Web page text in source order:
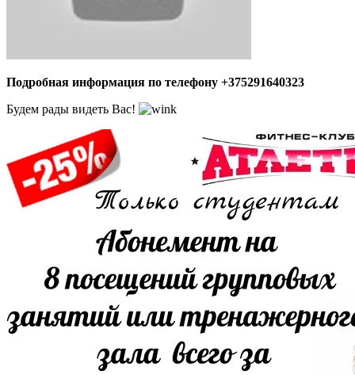
Подробная информация по телефону +375291640323
Будем рады видеть Вас!